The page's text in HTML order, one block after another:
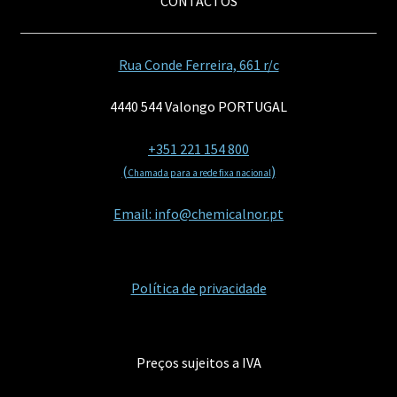
Rua Conde Ferreira, 661 r/c
4440 544 Valongo PORTUGAL
+351 221 154 800
(Chamada para a rede fixa nacional)
Email: info@chemicalnor.pt
Política de privacidade
Preços sujeitos a IVA